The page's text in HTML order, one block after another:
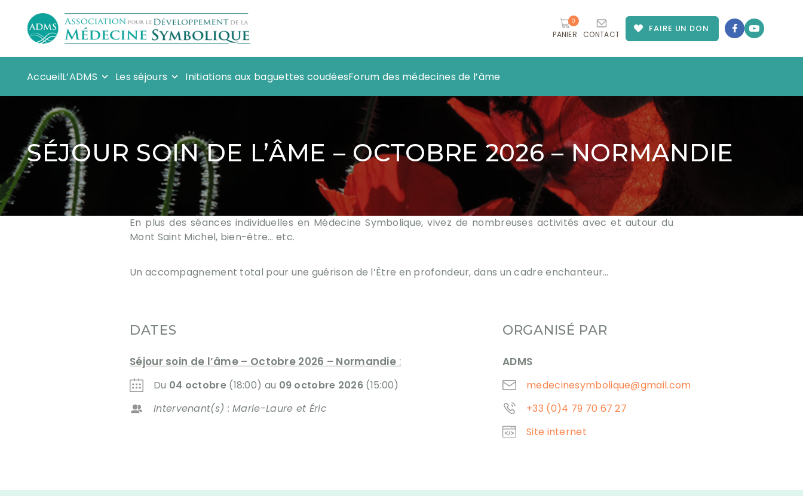
0
PANIER CONTACT
FAIRE UN DON
AccueilL’ADMS Les séjours Initiations aux baguettes coudéesForum des médecines de l’âme
SÉJOUR SOIN DE L’ÂME – OCTOBRE 2026 – NORMANDIE
En plus des séances individuelles en Médecine Symbolique, vivez de nombreuses activités avec et autour du
Mont Saint Michel, bien-être… etc.
Un accompagnement total pour une guérison de l’Être en profondeur, dans un cadre enchanteur…
DATES
Séjour soin de l’âme – Octobre 2026 – Normandie :
Du 04 octobre(18:00) au 09 octobre 2026 (15:00)
Intervenant(s) : Marie-Laure et Éric
ORGANISÉ PAR
ADMS
medecinesymbolique@gmail.com
+33 (0)4 79 70 67 27
Site internet